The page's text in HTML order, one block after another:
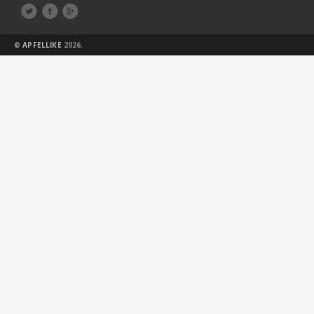
  
©APFELLIKE 2026.